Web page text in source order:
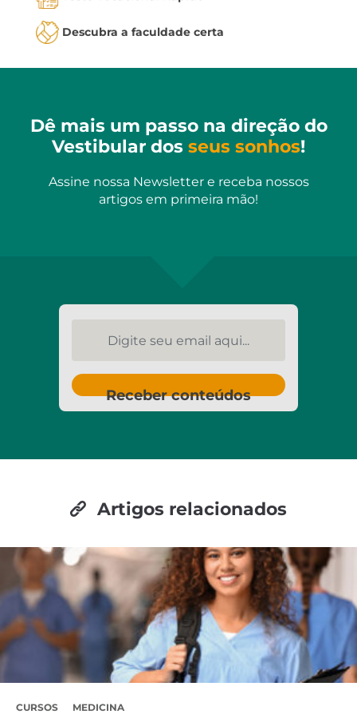
Descubra a faculdade certa
Dê mais um passo na direção do
Vestibular dos seus sonhos!
Assine nossa Newsletter e receba nossos
artigos em primeira mão!
Receber conteúdos
Artigos relacionados
CURSOS MEDICINA